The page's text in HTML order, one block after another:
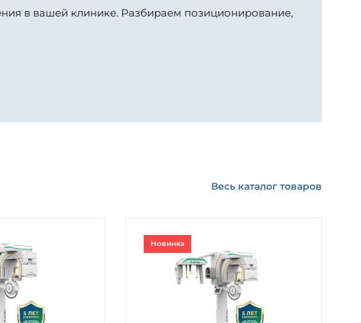
в вашей клинике. Разбираем позиционирование,
Весь каталог товаров
Новинка